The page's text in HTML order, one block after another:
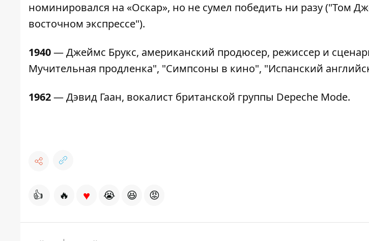
номинировался на «Оскар», но не сумел победить ни разу ("Том
восточном экспрессе").
1940— Джеймс Брукс, американский продюсер, режиссер и
Мучительная продленка", "Симпсоны в кино", "Испанский
1962— Дэвид Гаан, вокалист британской группы Depeche Mode.
👍 🔥 ♥ 😭 😆 😡